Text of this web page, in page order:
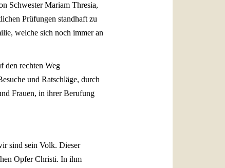
Schwester Mariam Thresia,
Prüfungen standhaft zu
welche sich noch immer an
den rechten Weg
und Ratschläge, durch
Frauen, in ihrer Berufung
sind sein Volk. Dieser
Opfer Christi. In ihm